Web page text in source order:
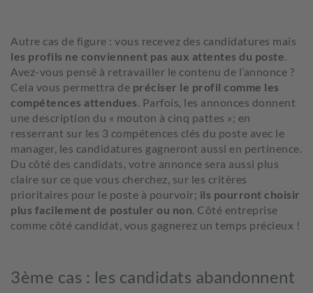
Autre cas de figure : vous recevez des candidatures mais
les profils ne conviennent pas aux attentes du poste.
Avez-vous pensé à retravailler le contenu de l’annonce ?
Cela vous permettra de préciser le profil comme les
compétences attendues. Parfois, les annonces donnent
une description du « mouton à cinq pattes »; en
resserrant sur les 3 compétences clés du poste avec le
manager, les candidatures gagneront aussi en pertinence.
Du côté des candidats, votre annonce sera aussi plus
claire sur ce que vous cherchez, sur les critères
prioritaires pour le poste à pourvoir; ils pourront choisir
plus facilement de postuler ou non. Côté entreprise
comme côté candidat, vous gagnerez un temps précieux !
3ème cas : les candidats abandonnent